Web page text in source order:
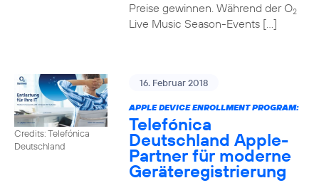
Preise gewinnen. Während der O2
Live Music Season-Events […]
Credits: Telefónica
Deutschland
16. Februar 2018
APPLE DEVICE ENROLLMENT PROGRAM:
Telefónica
Deutschland Apple-
Partner für moderne
Geräteregistrierung